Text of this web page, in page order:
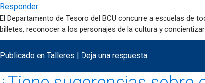
Responder
El Departamento de Tesoro del BCU concurre a escuelas de
billetes, reconocer a los personajes de la cultura y
Publicado en Talleres | Deja una respuesta